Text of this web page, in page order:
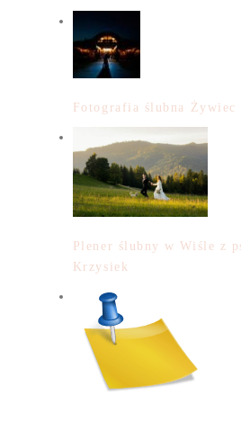
Fotografia ślubna
Plener ślubny w Wiśle z
Krzysiek